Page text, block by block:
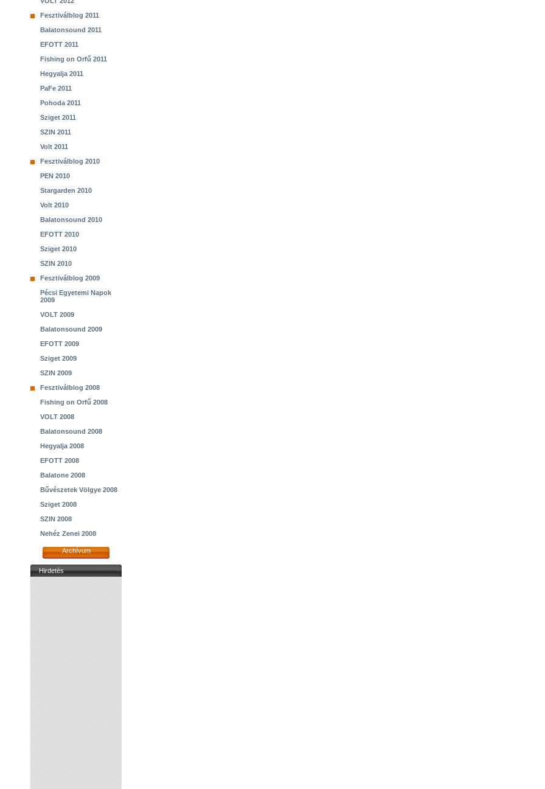
Fesztiválblog 2011
Balatonsound 2011
EFOTT 2011
Fishing on Orfű 2011
Hegyalja 2011
PaFe 2011
Pohoda 2011
Sziget 2011
SZIN 2011
Volt 2011
Fesztiválblog 2010
PEN 2010
Stargarden 2010
Volt 2010
Balatonsound 2010
EFOTT 2010
Sziget 2010
SZIN 2010
Fesztiválblog 2009
Pécsi Egyetemi Napok
2009
VOLT 2009
Balatonsound 2009
EFOTT 2009
Sziget 2009
SZIN 2009
Fesztiválblog 2008
Fishing on Orfű 2008
VOLT 2008
Balatonsound 2008
Hegyalja 2008
EFOTT 2008
Balatone 2008
Bűvészetek Völgye 2008
Sziget 2008
SZIN 2008
Nehéz Zenei 2008
Archívum
Hirdetés